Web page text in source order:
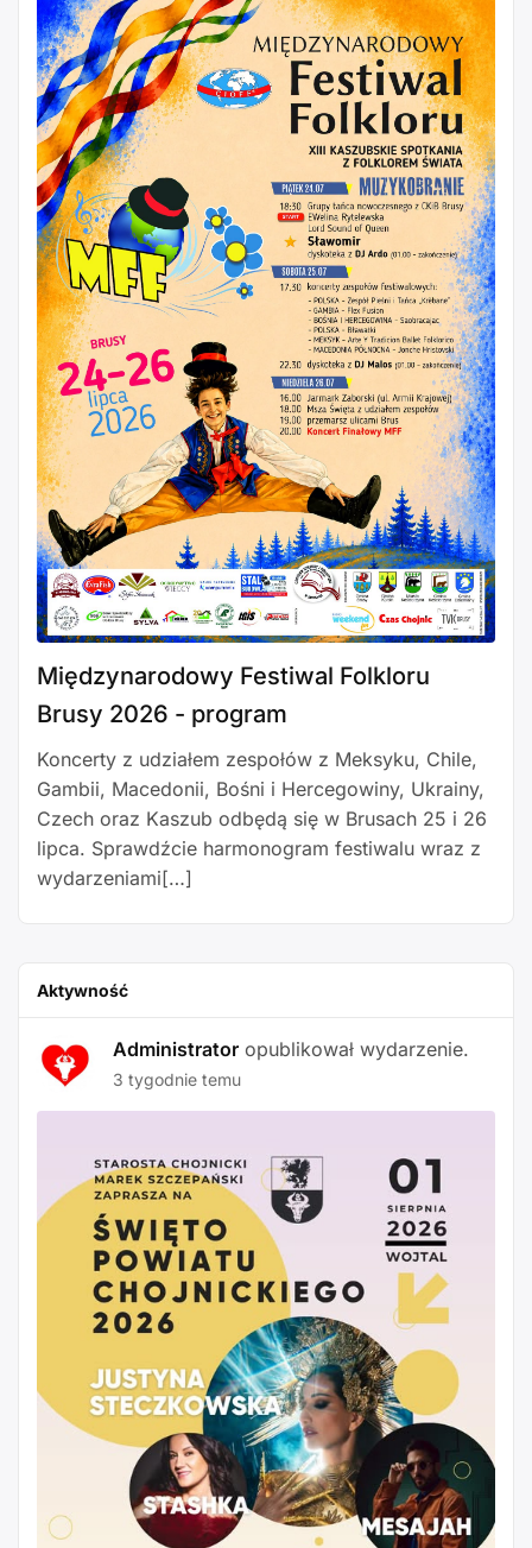
Międzynarodowy Festiwal Folkloru
Brusy 2026 - program
Koncerty z udziałem zespołów z Meksyku, Chile,
Gambii, Macedonii, Bośni i Hercegowiny, Ukrainy,
Czech oraz Kaszub odbędą się w Brusach 25 i 26
lipca. Sprawdźcie harmonogram festiwalu wraz z
wydarzeniami[…]
Aktywność
Administrator opublikował wydarzenie.
3 tygodnie temu